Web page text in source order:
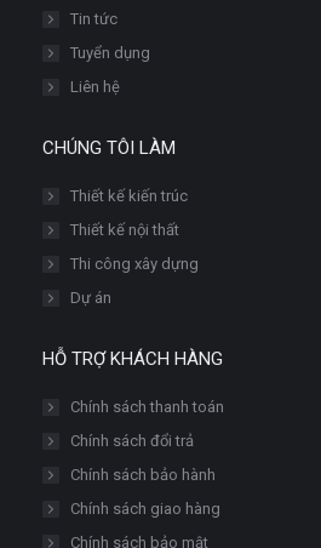
Tin tức
Tuyển dụng
Liên hệ
CHÚNG TÔI LÀM
Thiết kế kiến trúc
Thiết kế nội thất
Thi công xây dựng
Dự án
HỖ TRỢ KHÁCH HÀNG
Chính sách thanh toán
Chính sách đổi trả
Chính sách bảo hành
Chính sách giao hàng
Chính sách bảo mật